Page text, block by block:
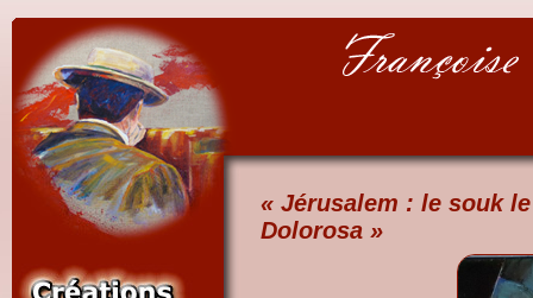
« Jérusalem : le souk
Dolorosa »